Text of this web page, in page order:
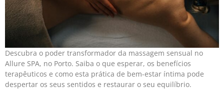
Descubra o poder transformador da massagem sensual no
Allure SPA, no Porto. Saiba o que esperar, os benefícios
terapêuticos e como esta prática de bem-estar íntima pode
despertar os seus sentidos e restaurar o seu equilíbrio.